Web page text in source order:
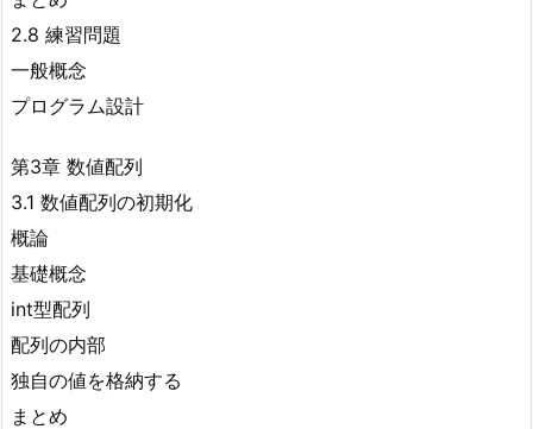
2.8 練習問題
一般概念
プログラム設計
第3章 数値配列
3.1 数値配列の初期化
概論
基礎概念
int型配列
配列の内部
独自の値を格納する
まとめ